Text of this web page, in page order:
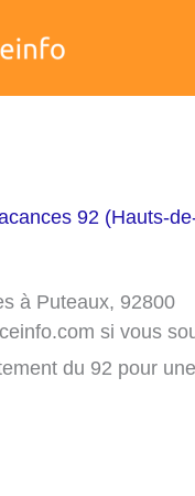
92 (Hauts-
à Puteaux, 92800
si vous
du 92 pour